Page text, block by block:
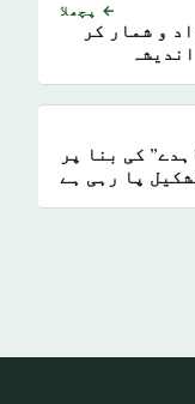
← پچھلا
و شمار کر
کی بنا پر
پا رہی ہے